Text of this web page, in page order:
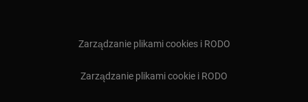
Zarządzanie plikami cookies i RODO
Zarządzanie plikami cookie i RODO